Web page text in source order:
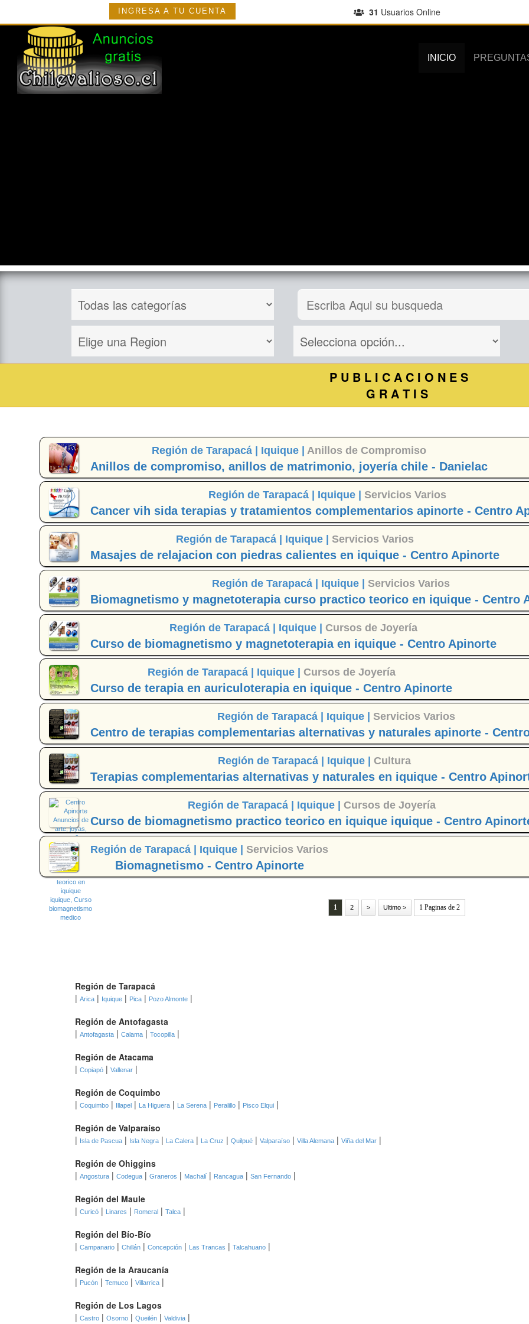
INGRESA A TU CUENTA 31 Usuarios Online
INICIO
P U B L I C A C I O N E S
G R A T I S
Región de Tarapacá | Iquique |Anillos de Compromiso
Anillos de compromiso, anillos de matrimonio, joyería chile - Danielac
Región de Tarapacá | Iquique | Servicios Varios
Cancer vih sida terapias y tratamientos complementarios apinorte - Centro
Región de Tarapacá | Iquique | Servicios Varios
Masajes de relajacion con piedras calientes en iquique - Centro Apinorte
Región de Tarapacá | Iquique | Servicios Varios
Biomagnetismo y magnetoterapia curso practico teorico en iquique - Centro
Región de Tarapacá | Iquique |Cursos de Joyería
Curso de biomagnetismo y magnetoterapia en iquique - Centro Apinorte
Región de Tarapacá | Iquique | Cursos de Joyería
Curso de terapia en auriculoterapia en iquique - Centro Apinorte
Región de Tarapacá | Iquique | Servicios Varios
Centro de terapias complementarias alternativas y naturales apinorte -
Región de Tarapacá | Iquique | Cultura
Terapias complementarias alternativas y naturales en iquique - Centro
Región de Tarapacá | Iquique |Cursos de Joyería
Curso de biomagnetismo practico teorico en iquique iquique - Centro
Región de Tarapacá | Iquique | Servicios Varios
Biomagnetismo - Centro Apinorte
1 2 > Ultimo > 1 Paginas de 2
Región de Tarapacá
| Arica | Iquique | Pica | Pozo Almonte |
Región de Antofagasta
| Antofagasta | Calama | Tocopilla |
Región de Atacama
| Copiapó | Vallenar |
Región de Coquimbo
| Coquimbo | Illapel | La Higuera | La Serena | Peralillo | Pisco Elqui |
Región de Valparaíso
| Isla de Pascua | Isla Negra | La Calera | La Cruz | Quilpué | Valparaíso | Villa Alemana | Viña del Mar |
Región de Ohiggins
| Angostura | Codegua | Graneros | Machalí | Rancagua | San Fernando |
Región del Maule
| Curicó | Linares | Romeral | Talca |
Región del Bío-Bío
| Campanario | Chillán | Concepción | Las Trancas | Talcahuano |
Región de la Araucanía
| Pucón | Temuco | Villarrica |
Región de Los Lagos
| Castro | Osorno | Queilén | Valdivia |